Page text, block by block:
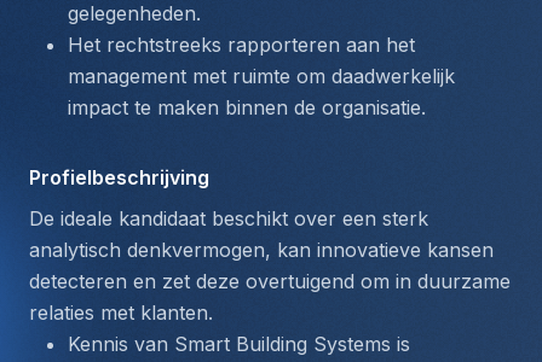
gelegenheden.
Het rechtstreeks rapporteren aan het
management met ruimte om daadwerkelijk
impact te maken binnen de organisatie.
Profielbeschrijving
De ideale kandidaat beschikt over een sterk
analytisch denkvermogen, kan innovatieve kansen
detecteren en zet deze overtuigend om in duurzame
relaties met klanten.
Kennis van Smart Building Systems is